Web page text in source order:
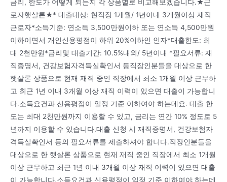
금리, 한도가 어떻게 되는지 각 상품별로 비교해보겠습니다.★근
로자햇살론★* 대출대상: 현직장 1개월/ 1년이내 3개월이상 재직
근로자*소득기준: 연소득 3,500만원이하 또는 연소득 4,500만원
이하이면서 개인신용평점이 하위 20%이하인 인자*대출한도: 최
대 2천만원*금리및 대출기간: 10.5%내외/ 5년이내 *필요서류: 재
직증명서, 건강보험자격득실확인서 등직장인분들을 대상으로 한
햇살론 상품으로 현재 재직 중인 직장에서 최소 1개월 이상 근무하
고 최근 1년 이내 3개월 이상 재직 이력이 있으면 대출이 가능합니
다.소득요건과 신용평점이 일정 기준 이하여야 하는데요. 대출 한
도는 최대 2천만원까지 이용할 수 있고, 금리는 연간 10% 정도로 5
년까지 이용할 수 있습니다.대출 신청 시 재직증명서, 건강보험자
격득실확인서 등의 필요서류를 제출하셔야 합니다.직장인분들을
대상으로 한 햇살론 상품으로 현재 재직 중인 직장에서 최소 1개월
이상 근무하고 최근 1년 이내 3개월 이상 재직 이력이 있으면 대출
이 가능합니다.소득요건과 신용평점이 일정 기준 이하여야 하는데